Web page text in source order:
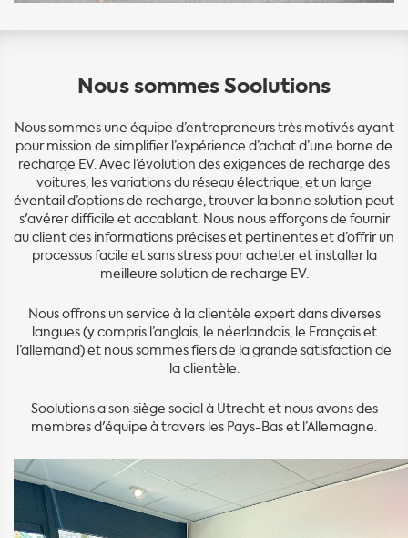
Nous sommes Soolutions
Nous sommes une équipe d’entrepreneurs très motivés ayant
pour mission de simplifier l’expérience d’achat d’une borne de
recharge EV. Avec l’évolution des exigences de recharge des
voitures, les variations du réseau électrique, et un large
éventail d’options de recharge, trouver la bonne solution peut
s'avérer difficile et accablant. Nous nous efforçons de fournir
au client des informations précises et pertinentes et d’offrir un
processus facile et sans stress pour acheter et installer la
meilleure solution de recharge EV.
Nous offrons un service à la clientèle expert dans diverses
langues (y compris l’anglais, le néerlandais, le Français et
l’allemand) et nous sommes fiers de la grande satisfaction de
la clientèle.
Soolutions a son siège social à Utrecht et nous avons des
membres d'équipe à travers les Pays-Bas et l’Allemagne.